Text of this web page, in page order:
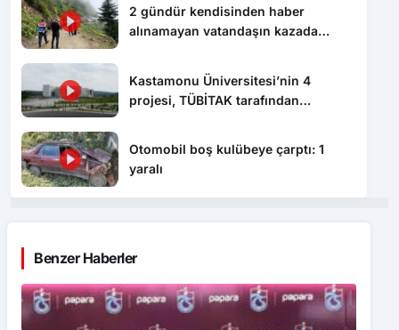
2 gündür kendisinden haber
alınamayan vatandaşın kazada
Kastamonu Üniversitesi’nin 4
projesi, TÜBİTAK tarafından
Otomobil boş kulübeye çarptı: 1
yaralı
Benzer Haberler